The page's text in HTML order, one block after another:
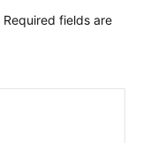
Required fields are